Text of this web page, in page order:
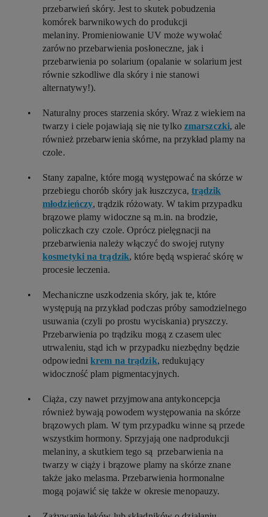
przebarwień skóry. Jest to skutek pobudzenia
komórek barwnikowych do produkcji
melaniny. Promieniowanie UV może wywołać
zarówno przebarwienia posłoneczne, jak i
przebarwienia po solarium (opalanie w solarium jest
równie szkodliwe dla skóry i nie stanowi
alternatywy!).
Naturalny proces starzenia skóry. Wraz z wiekiem na
twarzy i ciele pojawiają się nie tylko zmarszczki, ale
również przebarwienia skórne, na przykład plamy na
czole.
Stany zapalne, które mogą występować na skórze w
przebiegu chorób skóry jak łuszczyca, trądzik
młodzieńczy, trądzik różowaty. W takim przypadku
brązowe plamy widoczne są m.in. na brodzie,
policzkach czy czole. Oprócz pielęgnacji na
przebarwienia należy włączyć do swojej rutyny
kosmetyki na trądzik, które będą wspierać skórę w
procesie leczenia.
Mechaniczne uszkodzenia skóry, jak te, które
występują na przykład podczas próby samodzielnego
usuwania (czyli po prostu wyciskania) pryszczy.
Przebarwienia po trądziku mogą z czasem ulec
utrwaleniu, stąd ich w przypadku niezbędny będzie
odpowiednikrem na trądzik, redukujący
widoczność plam pigmentacyjnych.
Ciąża, czy nawet przyjmowana antykoncepcja
również bywają powodem występowania na skórze
brązowych plam. W tym przypadku winne są przede
wszystkim hormony. Sprzyjają one nadprodukcji
melaniny, a skutkiem tego są przebarwienia na
twarzy w ciąży i brązowe plamy na skórze znane
także jako melasma. Przebarwienia hormonalne
mogą pojawić się także w okresie menopauzy.